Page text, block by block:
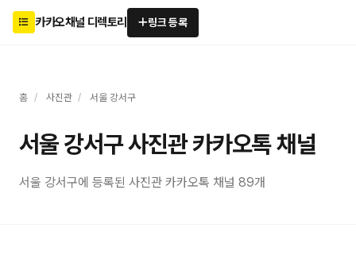
카카오채널 디렉토리 링크 등록
홈 / 사진관 / 서울 강서구
서울 강서구 사진관 카카오톡 채널
서울 강서구에 등록된 사진관 카카오톡 채널 89개